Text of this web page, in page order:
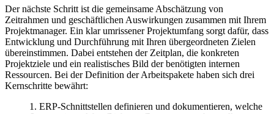
Der nächste Schritt ist die gemeinsame Abschätzung von
Zeitrahmen und geschäftlichen Auswirkungen zusammen mit Ihrem
Projektmanager. Ein klar umrissener Projektumfang sorgt dafür, dass
Entwicklung und Durchführung mit Ihren übergeordneten Zielen
übereinstimmen. Dabei entstehen der Zeitplan, die konkreten
Projektziele und ein realistisches Bild der benötigten internen
Ressourcen. Bei der Definition der Arbeitspakete haben sich drei
Kernschritte bewährt:
1. ERP-Schnittstellen definieren und dokumentieren, welche